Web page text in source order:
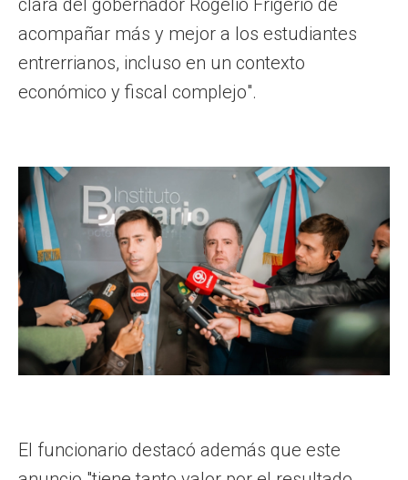
acompañar más y mejor a los estudiantes
entrerrianos, incluso en un contexto
económico y fiscal complejo".
El funcionario destacó además que este